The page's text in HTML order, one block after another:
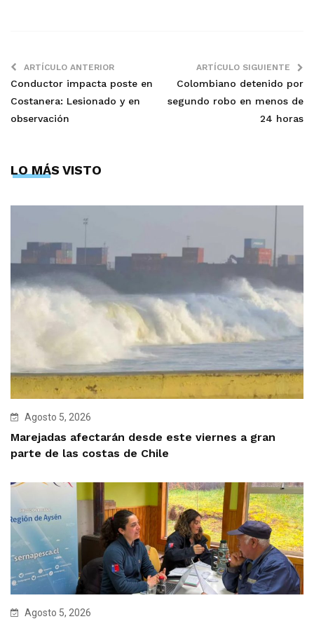
ARTÍCULO ANTERIOR
Conductor impacta poste en
Costanera: Lesionado y en
observación
ARTÍCULO SIGUIENTE
Colombiano detenido por
segundo robo en menos de
24 horas
LO MÁS VISTO
Agosto 5, 2026
Marejadas afectarán desde este viernes a gran
parte de las costas de Chile
Agosto 5, 2026